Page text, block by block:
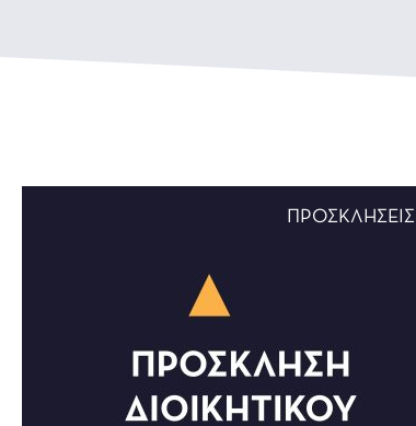
ΠΡΟΣΚΛΉΣΕΙΣ